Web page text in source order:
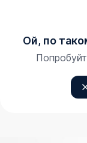
Ой, по